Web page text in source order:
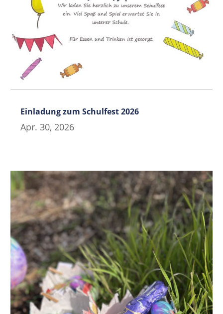
Einladung zum Schulfest 2026
Apr. 30, 2026